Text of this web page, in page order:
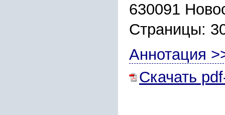
630091
Страницы:
Аннотация
Скачать